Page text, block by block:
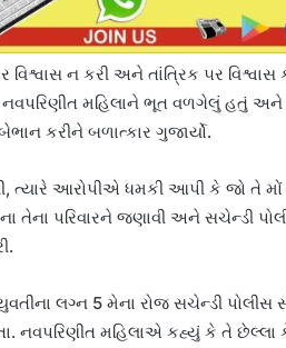
વિશ્વાસ ન કરી અને તાંત્રિક ૫ર
મહિલાને ભૂત વળગેલું હતું
કરીને બળાત્કાર ગુજાર્યો.
ત્યારે આરોપીએ ધમકી આપી કે જો તે મોં
તેના પરિવારને જણાવી અને સચેન્ડી
લગ્ન 5 મેના રોજ સચેન્ડી
નવપરિણીત મહિલાએ કહ્યું કે તે